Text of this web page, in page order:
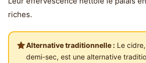
riches.
Alternative traditionnelle :Le
demi-sec, est une alternative